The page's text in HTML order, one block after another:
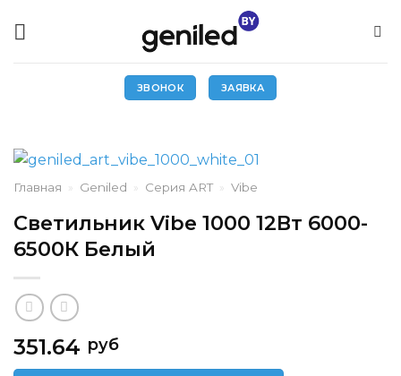
ЗВОНОК ЗАЯВКА
Главная » Geniled » Серия ART » Vibe
Светильник Vibe 1000 12Вт 6000-
6500К Белый
351.64 руб